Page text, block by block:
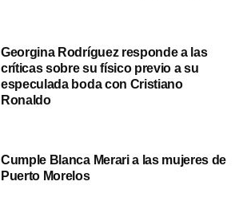
Georgina Rodríguez responde a las
críticas sobre su físico previo a su
especulada boda con Cristiano
Ronaldo
Cumple Blanca Merari a las mujeres de
Puerto Morelos